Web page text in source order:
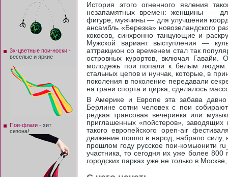
История этого огненного явления
незапамятных времен: женщины —
фигуре, мужчины — для улучшения
ансамбль «Березка» новозеландского
кокосов, синхронно танцующие и
Мужской вариант выступления —
аттракцион со временем стал так
островных курортов, включая
молодежь пои попали к белым людям.
стальных цепов и нунчак, которые, в
поколения в поколение передавали
на грани спорта и цирка, сделалось
В Америке и Европе эта забава
Берлине сотни человек с пои
редкая трансовая вечеринка или
приглашенных «пойстеров»,
такого европейского open-air
движение пошло в народ, набрало силу,
прошлом году русское пои-комьюнити
участника, то сегодня их уже более
городских парках уже не только в
3х-цветные пои-носки -
веселые и яркие
Пои-флаги - хит
сезона!